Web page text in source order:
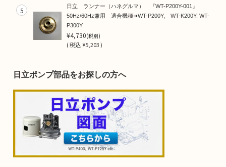
5
日立 ランナー（ハネグルマ） 『WT-P200Y-001』
50Hz/60Hz兼用 適合機種➜WT-P200Y, WT-K200Y, WT-
P300Y
¥4,730(税別)
(税込¥5,203 )
日立ポンプ部品をお探しの方へ